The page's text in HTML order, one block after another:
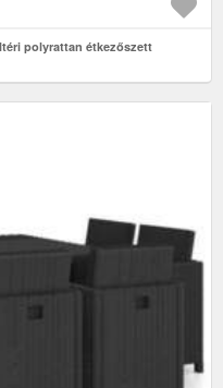
polyrattan étkezőszett